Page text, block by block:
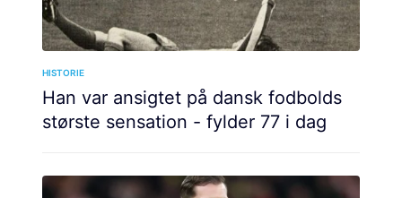
HISTORIE
Han var ansigtet på dansk fodbolds
største sensation - fylder 77 i dag